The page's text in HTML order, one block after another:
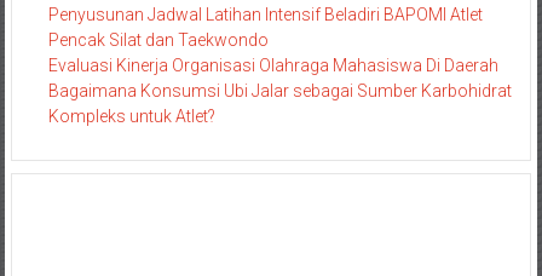
Penyusunan Jadwal Latihan Intensif Beladiri BAPOMI Atlet
Pencak Silat dan Taekwondo
Evaluasi Kinerja Organisasi Olahraga Mahasiswa Di Daerah
Bagaimana Konsumsi Ubi Jalar sebagai Sumber Karbohidrat
Kompleks untuk Atlet?